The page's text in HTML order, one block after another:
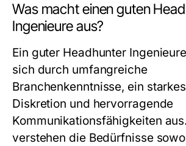
Was macht einen guten
Ingenieure aus?
Ein guter Headhunter
sich durch umfangreiche
Branchenkenntnisse, ein
Diskretion und hervorragende
Kommunikationsfähigkeiten
verstehen die Bedürfnisse